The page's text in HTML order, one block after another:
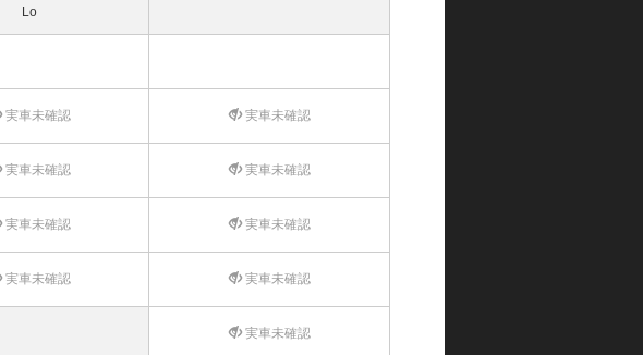
Lo
実車未確認 実車未確認
実車未確認 実車未確認
実車未確認 実車未確認
実車未確認 実車未確認
実車未確認